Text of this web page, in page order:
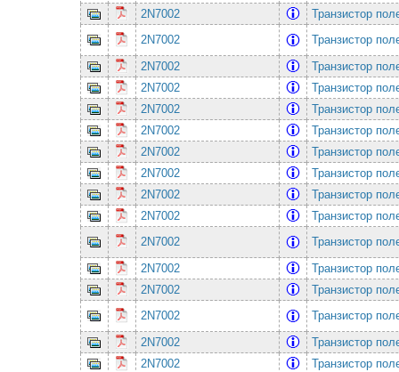
2N7002
Транзистор
2N7002
Транзистор
2N7002
Транзистор
2N7002
Транзистор
2N7002
Транзистор
2N7002
Транзистор
2N7002
Транзистор
2N7002
Транзистор
2N7002
Транзистор
2N7002
Транзистор
2N7002
Транзистор
2N7002
Транзистор
2N7002
Транзистор
2N7002
Транзистор
2N7002
Транзистор
2N7002
Транзистор